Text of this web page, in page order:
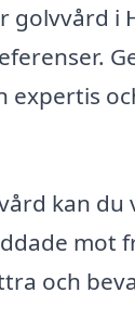
i
expertis
kan
mot
och